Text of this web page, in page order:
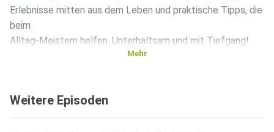
Erlebnisse mitten aus dem Leben und praktische Tipps, die
beim
Alltag-Meistern helfen. Unterhaltsam und mit Tiefgang!
Mehr
Weitere Episoden